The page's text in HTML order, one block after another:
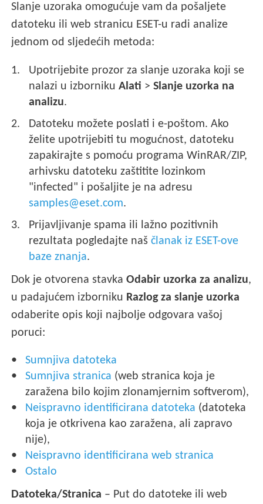
Slanje uzoraka omogućuje vam da pošaljete
datoteku ili web stranicu ESET-u radi analize
jednom od sljedećih metoda:
Upotrijebite prozor za slanje uzoraka koji se
nalazi u izbornikuAlati >Slanje uzorka na
analizu.
Datoteku možete poslati i e-poštom. Ako
želite upotrijebiti tu mogućnost, datoteku
zapakirajte s pomoću programa WinRAR/ZIP,
arhivsku datoteku zaštitite lozinkom
"infected" i pošaljite je na adresu
samples@eset.com.
Prijavljivanje spama ili lažno pozitivnih
rezultata pogledajte naščlanak iz ESET-ove
baze znanja.
Dok je otvorena stavkaOdabir uzorka za analizu,
u padajućem izborniku Razlog za slanje uzorka
odaberite opis koji najbolje odgovara vašoj
poruci:
Sumnjiva datoteka
Sumnjiva stranica (web stranica koja je
zaražena bilo kojim zlonamjernim softverom),
Neispravno identificirana datoteka (datoteka
koja je otkrivena kao zaražena, ali zapravo
nije),
Neispravno identificirana web stranica
Ostalo
Datoteka/Stranica – Put do datoteke ili web